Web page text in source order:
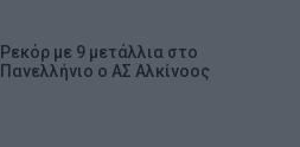
Ρεκόρ με 9 μετάλλια στο
Πανελλήνιο ο ΑΣ Αλκίνοος